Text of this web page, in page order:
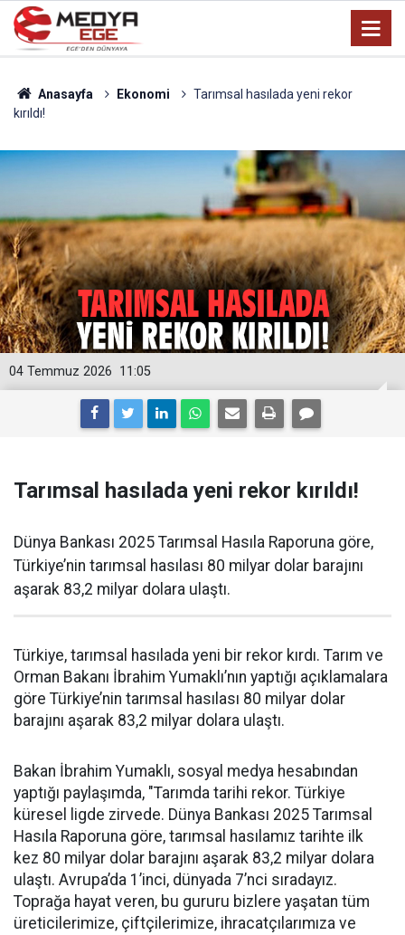
Anasayfa Ekonomi
Tarımsal hasılada yeni rekor
kırıldı!
11:05
04 Temmuz 2026
Tarımsal hasılada yeni rekor kırıldı!
Dünya Bankası 2025 Tarımsal Hasıla Raporuna göre,
Türkiye’nin tarımsal hasılası 80 milyar dolar barajını
aşarak 83,2 milyar dolara ulaştı.
Türkiye, tarımsal hasılada yeni bir rekor kırdı. Tarım ve
Orman Bakanı İbrahim Yumaklı’nın yaptığı açıklamalara
göre Türkiye’nin tarımsal hasılası 80 milyar dolar
barajını aşarak 83,2 milyar dolara ulaştı.
Bakan İbrahim Yumaklı, sosyal medya hesabından
yaptığı paylaşımda, "Tarımda tarihi rekor. Türkiye
küresel ligde zirvede. Dünya Bankası 2025 Tarımsal
Hasıla Raporuna göre, tarımsal hasılamız tarihte ilk
kez 80 milyar dolar barajını aşarak 83,2 milyar dolara
ulaştı. Avrupa’da 1’inci, dünyada 7’nci sıradayız.
Toprağa hayat veren, bu gururu bizlere yaşatan tüm
üreticilerimize, çiftçilerimize, ihracatçılarımıza ve